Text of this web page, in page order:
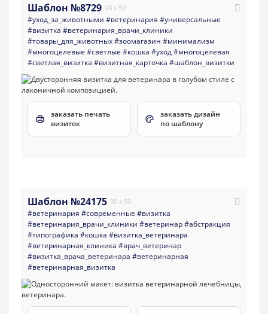
Шаблон №8729 90 x 50
#уход_за_животными #ветеринария #универсальные
#визитка #ветеринария_врачи_клиники
#товары_для_животных#зоомагазин #минимализм
#многоцелевые #светлые #кошка #уход#многоцелевая
#светлая_визитка #визитная_карточка #шаблон_визитки
заказать печать
визиток
заказать дизайн
по шаблону
Шаблон №24175 90 x 50
#ветеринария #современные #визитка
#ветеринария_врачи_клиники #ветеринар#абстракция
#типографика #кошка #визитка_ветеринара
#ветеринарная_клиника #врач_ветеринар
#визитка_врача_ветеринара #ветеринарная
#ветеринарная_визитка